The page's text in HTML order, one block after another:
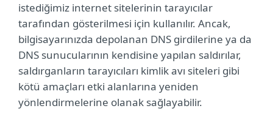
istediğimiz internet sitelerinin tarayıcılar
tarafından gösterilmesi için kullanılır. Ancak,
bilgisayarınızda depolanan DNS girdilerine ya da
DNS sunucularının kendisine yapılan saldırılar,
saldırganların tarayıcıları kimlik avı siteleri gibi
kötü amaçları etki alanlarına yeniden
yönlendirmelerine olanak sağlayabilir.